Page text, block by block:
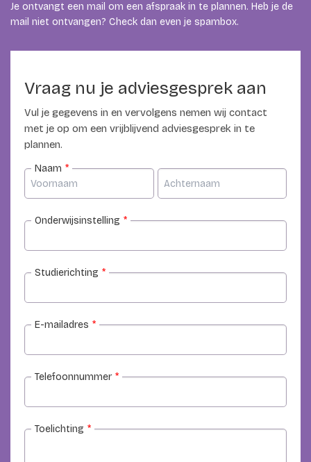
Je ontvangt een mail om een afspraak in te plannen. Heb je de
mail niet ontvangen? Check dan even je spambox.
Vraag nu je adviesgesprek aan
Vul je gegevens in en vervolgens nemen wij contact
met je op om een vrijblijvend adviesgesprek in te
plannen.
Naam *
Onderwijsinstelling *
Studierichting *
E-mailadres *
Telefoonnummer *
Toelichting *